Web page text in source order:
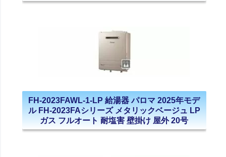
FH-2023FAWL-1-LP 給湯器 パロマ 2025年モデ
ル FH-2023FAシリーズ メタリックベージュ LP
ガス フルオート 耐塩害 壁掛け 屋外 20号